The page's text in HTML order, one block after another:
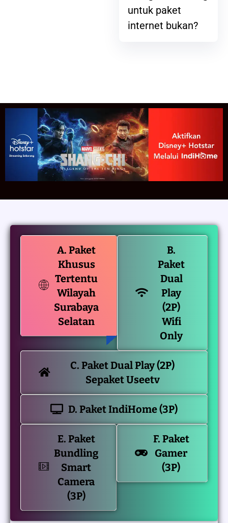
untuk paket
internet bukan?
A. Paket
Khusus
Tertentu
Wilayah
Surabaya
Selatan
B.
Paket
Dual
Play
(2P)
Wifi
Only
C. Paket Dual Play (2P)
Sepaket Useetv
D. Paket IndiHome (3P)
E. Paket
Bundling
Smart
Camera
(3P)
F. Paket
Gamer
(3P)